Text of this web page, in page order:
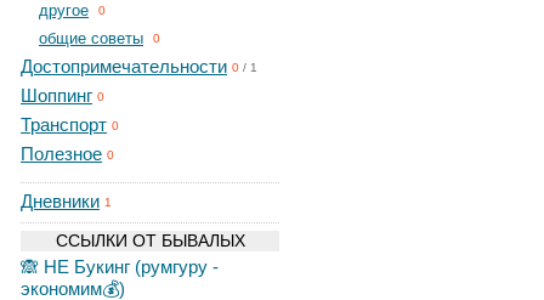
другое 0
общие советы 0
Достопримечательности 0 / 1
Шоппинг 0
Транспорт 0
Полезное 0
Дневники 1
ССЫЛКИ ОТ БЫВАЛЫХ
🙈 НЕ Букинг (румгуру -
экономим💰)